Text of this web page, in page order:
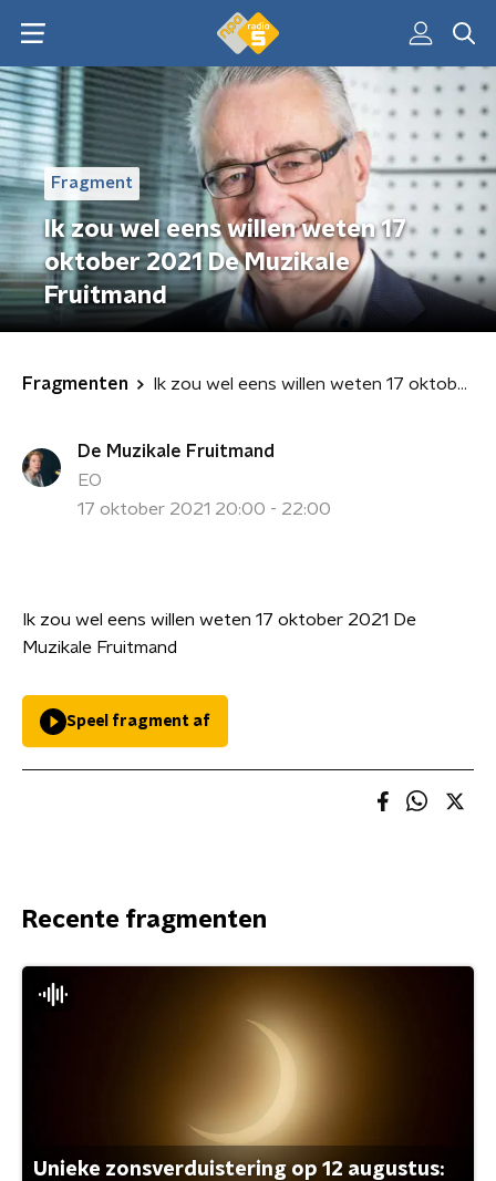
Fragment
Ik zou wel eens willen weten 17
oktober 2021 De Muzikale
Fruitmand
Fragmenten Ik zou wel eens willen weten 17 oktober 2021 De Muzikale Fruitmand
De Muzikale Fruitmand
EO
17 oktober 2021 20:00 - 22:00
Ik zou wel eens willen weten 17 oktober 2021 De
Muzikale Fruitmand
Speel fragment af
Recente fragmenten
Unieke zonsverduistering op 12 augustus: